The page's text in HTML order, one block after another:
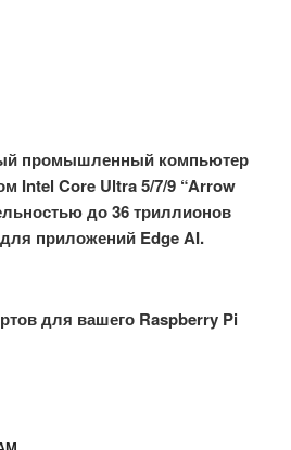
промышленный компьютер
Intel Core Ultra 5/7/9 “Arrow
до 36 триллионов
приложений Edge AI.
для вашего Raspberry Pi